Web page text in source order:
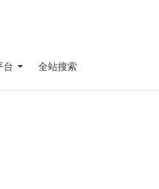
台 全站搜索